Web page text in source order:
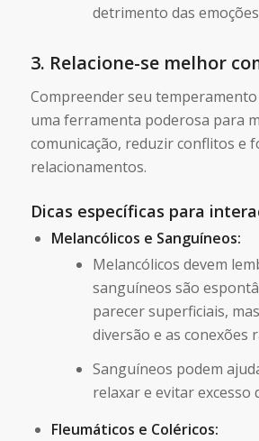
detrimento das
3. Relacione-se melhor
Compreender seu
uma ferramenta poderosa para
comunicação, reduzir conflitos e
relacionamentos.
Dicas específicas para
Melancólicos e Sanguíneos:
Melancólicos devem
sanguíneos são
parecer superficiais,
diversão e as conexões
Sanguíneos podem
relaxar e evitar excesso
Fleumáticos e Coléricos: